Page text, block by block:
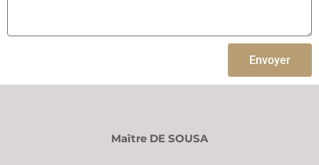
Envoyer
Maître DE SOUSA